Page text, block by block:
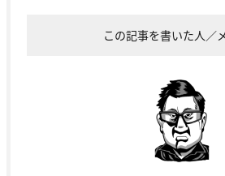
この記事を書いた人／